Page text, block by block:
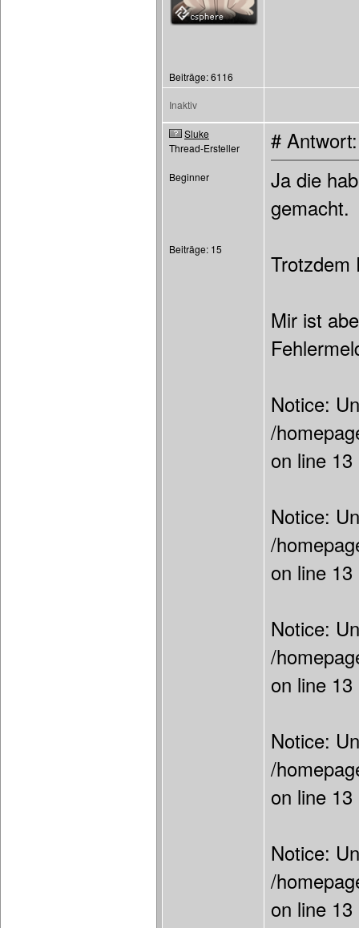
Beiträge: 6116
Inaktiv
Sluke
Thread-Ersteller
Beginner
Beiträge: 15
#
Ja die
gemacht.
Trotzdem
Mir ist
Notice:
/
on line 13
Notice:
/
on line 13
Notice:
/
on line 13
Notice:
/
on line 13
Notice:
/
on line 13